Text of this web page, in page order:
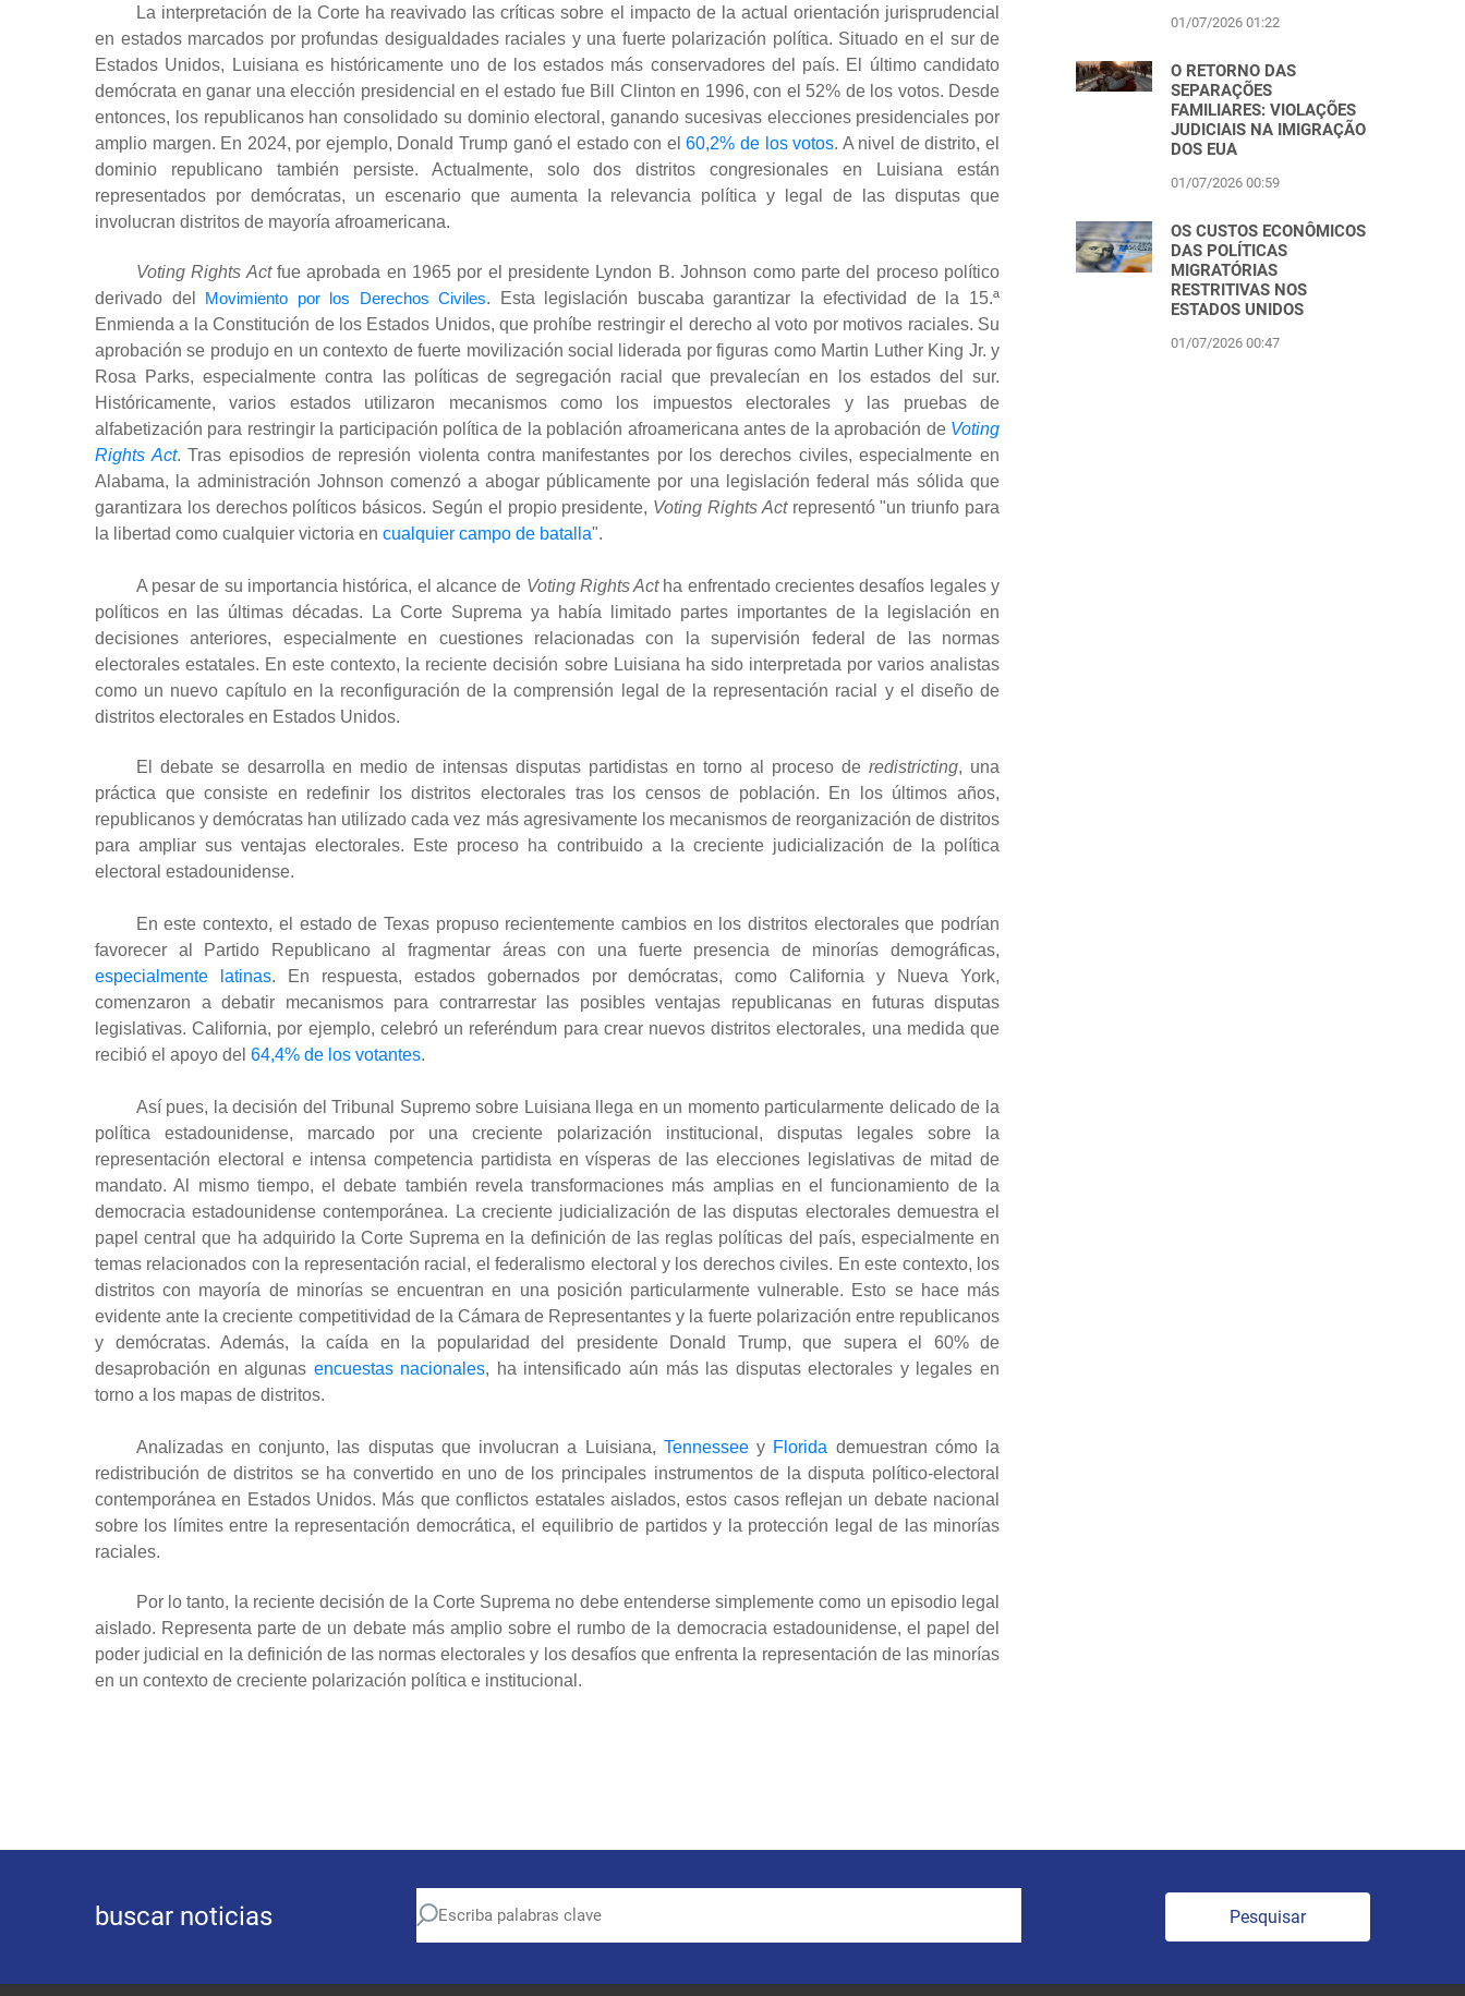
La interpretación de la Corte ha reavivado las críticas sobre el impacto de la actual orientación jurisprudencial
en estados marcados por profundas desigualdades raciales y una fuerte polarización política. Situado en el sur de
Estados Unidos, Luisiana es históricamente uno de los estados más conservadores del país. El último candidato
demócrata en ganar una elección presidencial en el estado fue Bill Clinton en 1996, con el 52% de los votos. Desde
entonces, los republicanos han consolidado su dominio electoral, ganando sucesivas elecciones presidenciales por
amplio margen. En 2024, por ejemplo, Donald Trump ganó el estado con el60,2% de los votos. A nivel de distrito, el
dominio republicano también persiste. Actualmente, solo dos distritos congresionales en Luisiana están
representados por demócratas, un escenario que aumenta la relevancia política y legal de las disputas que
involucran distritos de mayoría afroamericana.
Voting Rights Actfue aprobada en 1965 por el presidente Lyndon B. Johnson como parte del proceso político
derivado del Movimiento por los Derechos Civiles. Esta legislación buscaba garantizar la efectividad de la 15.ª
Enmienda a la Constitución de los Estados Unidos, que prohíbe restringir el derecho al voto por motivos raciales. Su
aprobación se produjo en un contexto de fuerte movilización social liderada por figuras como Martin Luther King Jr. y
Rosa Parks, especialmente contra las políticas de segregación racial que prevalecían en los estados del sur.
Históricamente, varios estados utilizaron mecanismos como los impuestos electorales y las pruebas de
alfabetización para restringir la participación política de la población afroamericana antes de la aprobación de Voting
Rights Act. Tras episodios de represión violenta contra manifestantes por los derechos civiles, especialmente en
Alabama, la administración Johnson comenzó a abogar públicamente por una legislación federal más sólida que
garantizara los derechos políticos básicos. Según el propio presidente, Voting Rights Actrepresentó "un triunfo para
la libertad como cualquier victoria en cualquier campo de batalla".
A pesar de su importancia histórica, el alcance de Voting Rights Actha enfrentado crecientes desafíos legales y
políticos en las últimas décadas. La Corte Suprema ya había limitado partes importantes de la legislación en
decisiones anteriores, especialmente en cuestiones relacionadas con la supervisión federal de las normas
electorales estatales. En este contexto, la reciente decisión sobre Luisiana ha sido interpretada por varios analistas
como un nuevo capítulo en la reconfiguración de la comprensión legal de la representación racial y el diseño de
distritos electorales en Estados Unidos.
El debate se desarrolla en medio de intensas disputas partidistas en torno al proceso de redistricting, una
práctica que consiste en redefinir los distritos electorales tras los censos de población. En los últimos años,
republicanos y demócratas han utilizado cada vez más agresivamente los mecanismos de reorganización de distritos
para ampliar sus ventajas electorales. Este proceso ha contribuido a la creciente judicialización de la política
electoral estadounidense.
En este contexto, el estado de Texas propuso recientemente cambios en los distritos electorales que podrían
favorecer al Partido Republicano al fragmentar áreas con una fuerte presencia de minorías demográficas,
especialmente latinas. En respuesta, estados gobernados por demócratas, como California y Nueva York,
comenzaron a debatir mecanismos para contrarrestar las posibles ventajas republicanas en futuras disputas
legislativas. California, por ejemplo, celebró un referéndum para crear nuevos distritos electorales, una medida que
recibió el apoyo del 64,4% de los votantes.
Así pues, la decisión del Tribunal Supremo sobre Luisiana llega en un momento particularmente delicado de la
política estadounidense, marcado por una creciente polarización institucional, disputas legales sobre la
representación electoral e intensa competencia partidista en vísperas de las elecciones legislativas de mitad de
mandato. Al mismo tiempo, el debate también revela transformaciones más amplias en el funcionamiento de la
democracia estadounidense contemporánea. La creciente judicialización de las disputas electorales demuestra el
papel central que ha adquirido la Corte Suprema en la definición de las reglas políticas del país, especialmente en
temas relacionados con la representación racial, el federalismo electoral y los derechos civiles. En este contexto, los
distritos con mayoría de minorías se encuentran en una posición particularmente vulnerable. Esto se hace más
evidente ante la creciente competitividad de la Cámara de Representantes y la fuerte polarización entre republicanos
y demócratas. Además, la caída en la popularidad del presidente Donald Trump, que supera el 60% de
desaprobación en algunas encuestas nacionales, ha intensificado aún más las disputas electorales y legales en
torno a los mapas de distritos.
Analizadas en conjunto, las disputas que involucran a Luisiana, Tennesseey Florida demuestran cómo la
redistribución de distritos se ha convertido en uno de los principales instrumentos de la disputa político-electoral
contemporánea en Estados Unidos. Más que conflictos estatales aislados, estos casos reflejan un debate nacional
sobre los límites entre la representación democrática, el equilibrio de partidos y la protección legal de las minorías
raciales.
Por lo tanto, la reciente decisión de la Corte Suprema no debe entenderse simplemente como un episodio legal
aislado. Representa parte de un debate más amplio sobre el rumbo de la democracia estadounidense, el papel del
poder judicial en la definición de las normas electorales y los desafíos que enfrenta la representación de las minorías
en un contexto de creciente polarización política e institucional.
01/07/2026 01:22
O RETORNO DAS
SEPARAÇÕES
FAMILIARES: VIOLAÇÕES
JUDICIAIS NA IMIGRAÇÃO
DOS EUA
01/07/2026 00:59
OS CUSTOS ECONÔMICOS
DAS POLÍTICAS
MIGRATÓRIAS
RESTRITIVAS NOS
ESTADOS UNIDOS
01/07/2026 00:47
buscar noticias Pesquisar